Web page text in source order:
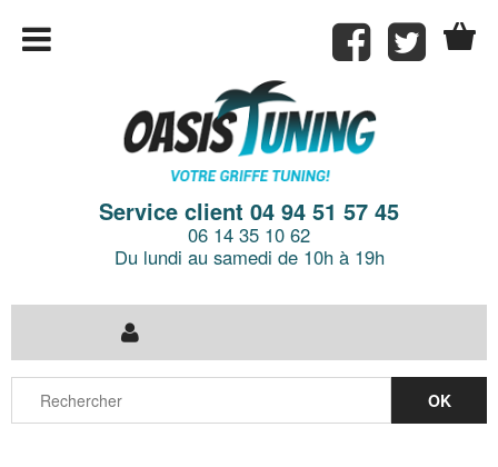
Service client 04 94 51 57 45
06 14 35 10 62
Du lundi au samedi de 10h à 19h